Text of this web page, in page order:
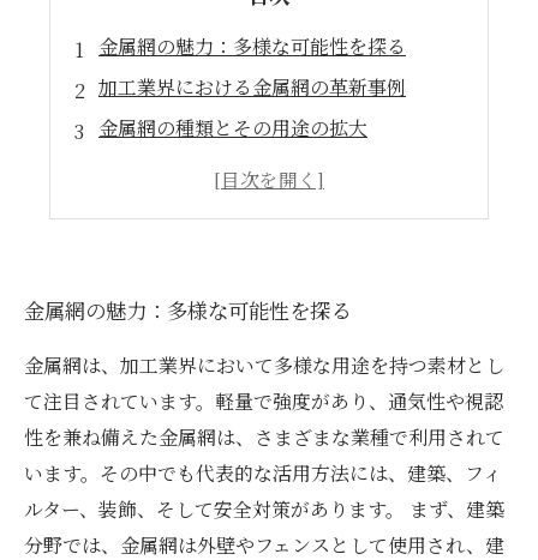
金属網の魅力：多様な可能性を探る
加工業界における金属網の革新事例
金属網の種類とその用途の拡大
金属網を活用した新たな加工方法とは？
金属網の魅力：多様な可能性を探る
金属網は、加工業界において多様な用途を持つ素材とし
て注目されています。軽量で強度があり、通気性や視認
性を兼ね備えた金属網は、さまざまな業種で利用されて
います。その中でも代表的な活用方法には、建築、フィ
ルター、装飾、そして安全対策があります。 まず、建築
分野では、金属網は外壁やフェンスとして使用され、建